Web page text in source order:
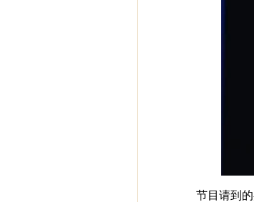
节目请到